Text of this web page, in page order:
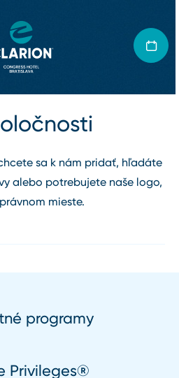
sa k nám pridať, hľadáte
alebo potrebujete naše logo,
mieste.
programy
Privileges®